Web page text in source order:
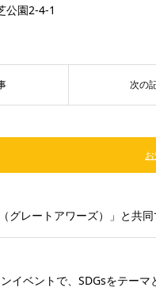
園2-4-1
グレートアワーズ）」と共
イベントで、SDGsをテーマ